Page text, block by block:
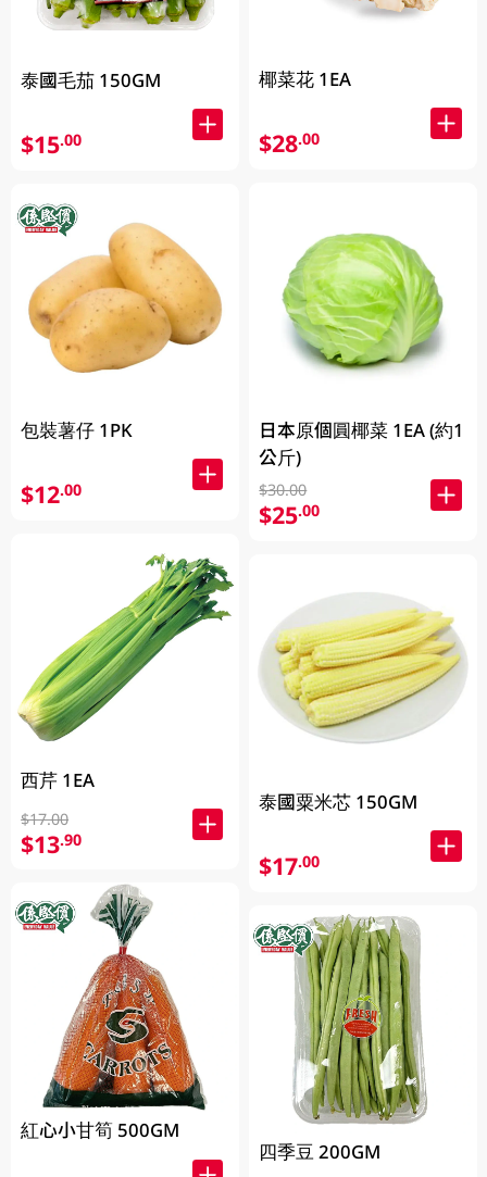
泰國毛茄 150GM
$15.00
包裝薯仔 1PK
$12.00
西芹 1EA
$17.00
$13.90
紅心小甘筍 500GM
椰菜花 1EA
$28.00
日本原個圓椰菜 1EA (約1
公斤)
$30.00
$25.00
泰國粟米芯 150GM
$17.00
四季豆 200GM